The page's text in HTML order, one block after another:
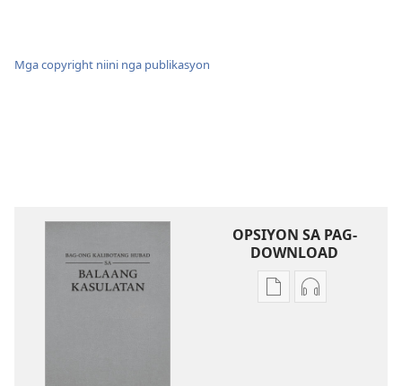
Mga copyright niini nga publikasyon
OPSIYON SA PAG-
DOWNLOAD
OpsiyonOpsiyon